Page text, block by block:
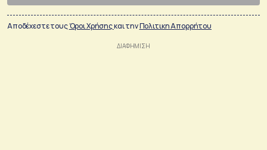
Αποδέχεστε τουςΌροι Χρήσηςκαι τηνΠολιτικη Απορρήτου